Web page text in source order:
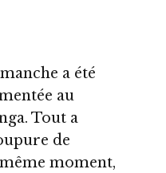
a été
au
Tout a
de
moment,